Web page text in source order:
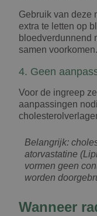
Gebruik van deze
extra te letten op
bloedverdunnend
samen voorkomen.
4. Geen
Voor de ingreep
aanpassingen
Belangrijk:
atorvastatine
vormen geen
worden
Wanneer